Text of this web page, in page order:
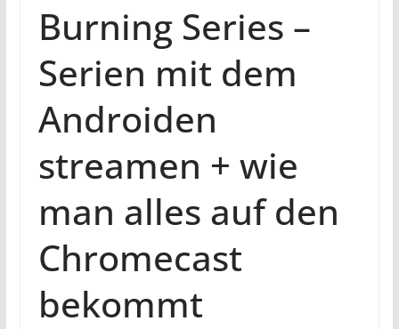
Burning Series –
Serien mit dem
Androiden
streamen + wie
man alles auf den
Chromecast
bekommt